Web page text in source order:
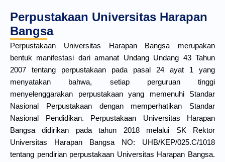
Perpustakaan Universitas Harapan
Bangsa
Perpustakaan Universitas Harapan Bangsa merupakan
bentuk manifestasi dari amanat Undang Undang 43 Tahun
2007 tentang perpustakaan pada pasal 24 ayat 1 yang
menyatakan bahwa, setiap perguruan tinggi
menyelenggarakan perpustakaan yang memenuhi Standar
Nasional Perpustakaan dengan memperhatikan Standar
Nasional Pendidikan. Perpustakaan Universitas Harapan
Bangsa didirikan pada tahun 2018 melalui SK Rektor
Universitas Harapan Bangsa NO: UHB/KEP/025.C/1018
tentang pendirian perpustakaan Universitas Harapan Bangsa.